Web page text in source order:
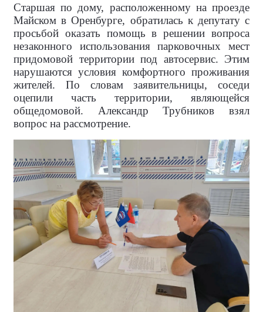
Старшая по дому, расположенному на проезде
Майском в Оренбурге, обратилась к депутату с
просьбой оказать помощь в решении вопроса
незаконного использования парковочных мест
придомовой территории под автосервис. Этим
нарушаются условия комфортного проживания
жителей. По словам заявительницы, соседи
оцепили часть территории, являющейся
общедомовой. Александр Трубников взял
вопрос на рассмотрение.